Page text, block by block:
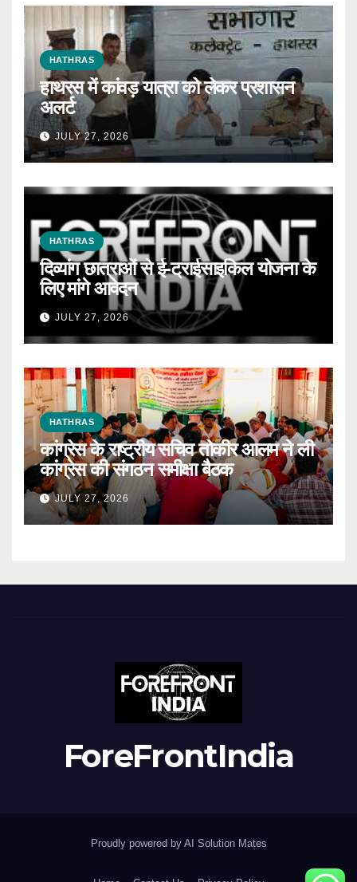
HATHRAS
हाथरस में कांवड़ यात्रा को लेकर प्रशासन
अलर्ट
JULY 27, 2026
HATHRAS
दिव्यांग छात्राओं से ई-ट्राईसाइकिल योजना के
लिए मांगे आवेदन
JULY 27, 2026
HATHRAS
कांग्रेस के राष्ट्रीय सचिव तोकीर आलम ने ली
कांग्रेस की संगठन समीक्षा बैठक
JULY 27, 2026
ForeFrontIndia
Proudly powered by AI Solution Mates